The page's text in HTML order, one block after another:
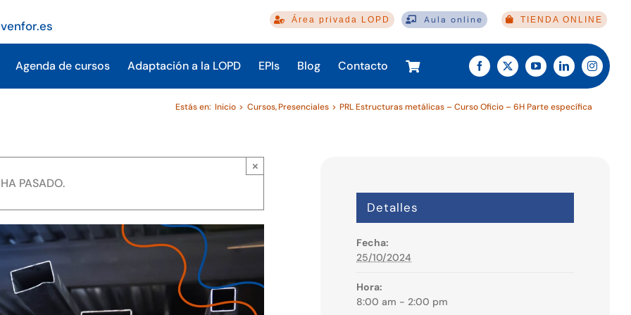
Área privada LOPD Aula online TIENDA ONLINE
Agenda de cursos Adaptación a la LOPD EPIs Blog Contacto
Estás en: Inicio Cursos Presenciales PRL Estructuras metálicas – Curso Oficio – 6H Parte específica
PASADO.
×
Detalles
Fecha:
25/10/2024
Hora:
8:00 am - 2:00 pm